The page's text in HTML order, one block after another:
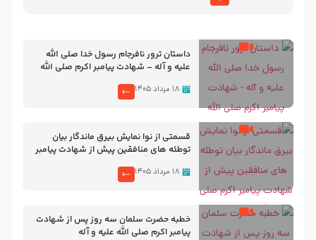
‌‌‌‌‌‌‌داستان ترور نافرجام رسول خدا صلی الله
علیه و آله – شهادت پیامبر اکرم صلی الله
۱۸ مرداد ۱۴۰۵
قسمتی از نوا نمایش بیرق ماندگار بیان
توطئه های منافقین پیش از شهادت پیامبر
۱۸ مرداد ۱۴۰۵
خطبه حضرت سلمان سه روز پس از شهادت
پیامبر اکرم صلی الله علیه و آله